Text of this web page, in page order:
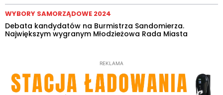
WYBORY SAMORZĄDOWE 2024
Debata kandydatów na Burmistrza Sandomierza.
Największym wygranym Młodzieżowa Rada Miasta
REKLAMA